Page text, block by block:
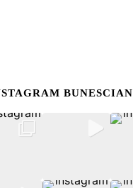
BUNESCIAN